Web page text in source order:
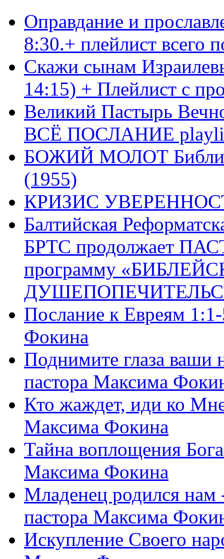
Оправдание и
8:30.+ плейлист
Скажи сынам
14:15) + Плейлист с
Великий Пастырь
ВСЁ ПОСЛАНИЕ
БОЖИЙ МОЛОТ Библия
(1955)
КРИЗИС
Балтийская
БРТС продолжает
программу
Послание к Евреям
Фокина
Поднимите глаза ваши
пастора Максима
Кто жаждет, иди ко
Максима Фокина
Тайна воплощения
Максима Фокина
Младенец родился
пастора Максима
Искупление Своего